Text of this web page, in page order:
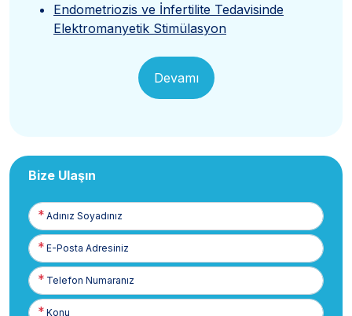
Endometriozis ve İnfertilite Tedavisinde
Elektromanyetik Stimülasyon
Devamı
Bize Ulaşın
Adınız
Soyadınız
E-
Posta
Telefon
Numaranız